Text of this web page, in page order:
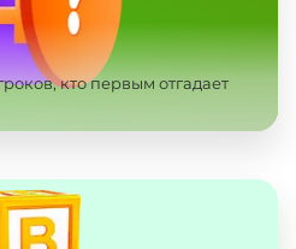
кто первым отгадает